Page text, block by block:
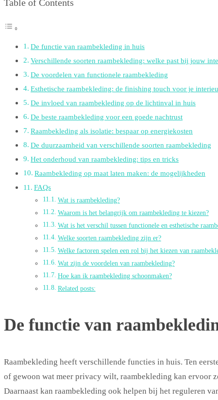
Table of Contents
De functie van raambekleding in huis
Verschillende soorten raambekleding: welke past bij jouw
De voordelen van functionele raambekleding
Esthetische raambekleding: de finishing touch voor je
De invloed van raambekleding op de lichtinval in huis
De beste raambekleding voor een goede nachtrust
Raambekleding als isolatie: bespaar op energiekosten
De duurzaamheid van verschillende soorten raambekleding
Het onderhoud van raambekleding: tips en tricks
Raambekleding op maat laten maken: de mogelijkheden
FAQs
Wat is raambekleding?
Waarom is het belangrijk om raambekleding te kiezen?
Wat is het verschil tussen functionele en esthetische
Welke soorten raambekleding zijn er?
Welke factoren spelen een rol bij het kiezen van
Wat zijn de voordelen van raambekleding?
Hoe kan ik raambekleding schoonmaken?
Related posts:
De functie van
Raambekleding heeft verschillende functies in huis. Ten
of gewoon wat meer privacy wilt, raambekleding kan ervoor
Daarnaast kan raambekleding ook helpen bij het reguleren